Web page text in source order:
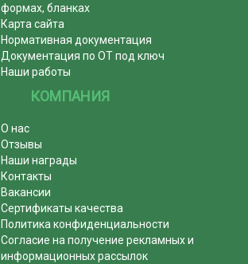
формах, бланках
Карта сайта
Нормативная документация
Документация по ОТ под ключ
Наши работы
КОМПАНИЯ
О нас
Отзывы
Наши награды
Контакты
Вакансии
Сертификаты качества
Политика конфиденциальности
Согласие на получение рекламных и
информационных рассылок